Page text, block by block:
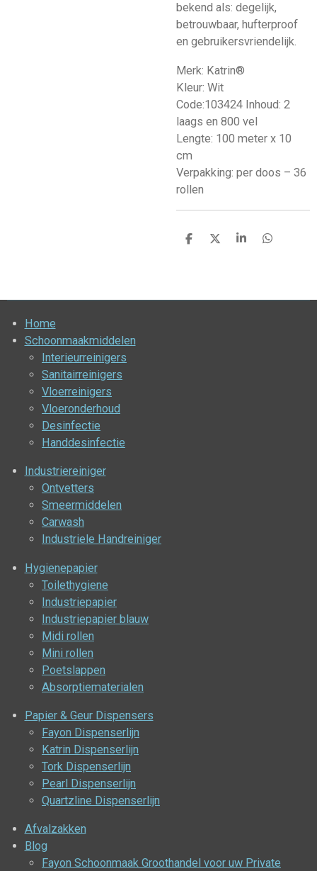
bekend als: degelijk,
betrouwbaar, hufterproof
en gebruikersvriendelijk.
Merk: Katrin®
Kleur: Wit
Code:103424 Inhoud: 2
laags en 800 vel
Lengte: 100 meter x 10
cm
Verpakking: per doos – 36
rollen
D
D
S
D
Home
Schoonmaakmiddelen
Interieurreinigers
Sanitairreinigers
Vloerreinigers
Vloeronderhoud
Desinfectie
Handdesinfectie
Industriereiniger
Ontvetters
Smeermiddelen
Carwash
Industriele Handreiniger
Hygienepapier
Toilethygiene
Industriepapier
Industriepapier blauw
Midi rollen
Mini rollen
Poetslappen
Absorptiematerialen
Papier & Geur Dispensers
Fayon Dispenserlijn
Katrin Dispenserlijn
Tork Dispenserlijn
Pearl Dispenserlijn
Quartzline Dispenserlijn
Afvalzakken
Blog
Fayon Schoonmaak Groothandel voor uw Private